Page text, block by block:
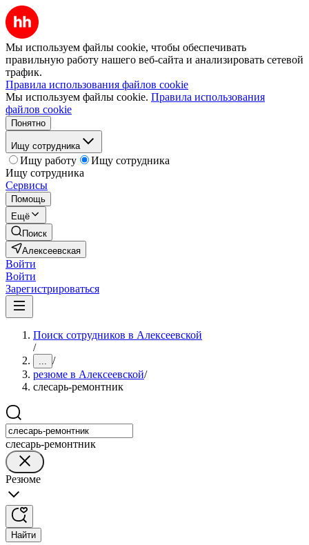
Мы используем файлы cookie, чтобы обеспечивать
правильную работу нашего веб-сайта и анализировать сетевой
трафик.
Правила использования файлов cookie
Мы используем файлы cookie. Правила использования
файлов cookie
Понятно
Ищу сотрудника
Ищу работу
Ищу сотрудника
Ищу сотрудника
Сервисы
Помощь
Ещё
Поиск
Алексеевская
Войти
Войти
Зарегистрироваться
Поиск сотрудников в Алексеевской
/
... /
резюме в Алексеевской/
слесарь-ремонтник
слесарь-ремонтник
Резюме
Найти